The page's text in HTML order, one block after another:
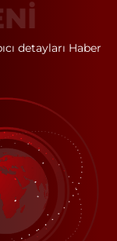
detayları Haber